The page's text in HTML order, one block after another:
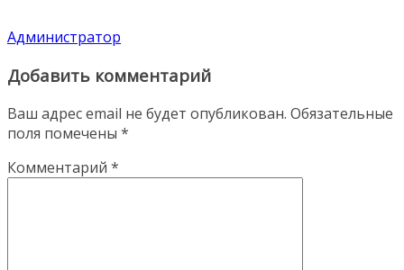
Администратор
Добавить комментарий
Ваш адрес email не будет опубликован. Обязательные
поля помечены *
Комментарий *